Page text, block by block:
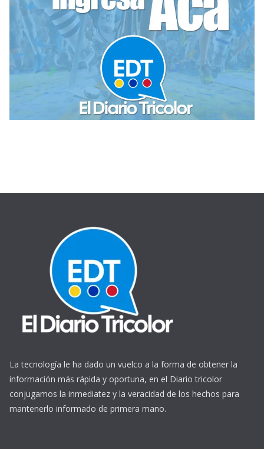
La tecnología le ha dado un vuelco a la forma de obtener la
información más rápida y oportuna, en el Diario tricolor
conjugamos la inmediatez y la veracidad de los hechos para
mantenerlo informado de primera mano.